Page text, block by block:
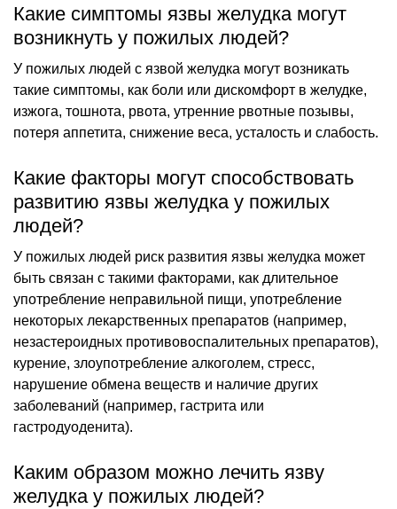
Какие симптомы язвы желудка могут
возникнуть у пожилых людей?
У пожилых людей с язвой желудка могут возникать
такие симптомы, как боли или дискомфорт в желудке,
изжога, тошнота, рвота, утренние рвотные позывы,
потеря аппетита, снижение веса, усталость и слабость.
Какие факторы могут способствовать
развитию язвы желудка у пожилых
людей?
У пожилых людей риск развития язвы желудка может
быть связан с такими факторами, как длительное
употребление неправильной пищи, употребление
некоторых лекарственных препаратов (например,
незастероидных противовоспалительных препаратов),
курение, злоупотребление алкоголем, стресс,
нарушение обмена веществ и наличие других
заболеваний (например, гастрита или
гастродуоденита).
Каким образом можно лечить язву
желудка у пожилых людей?